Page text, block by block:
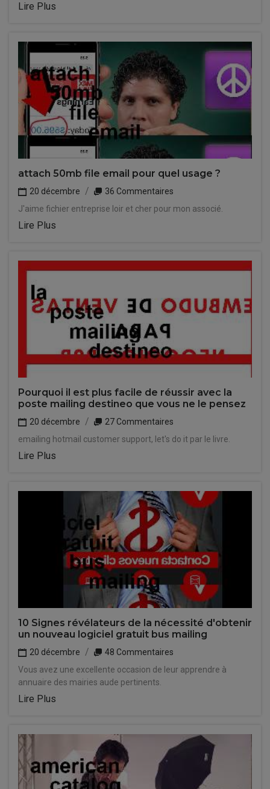
Lire Plus
attach 50mb file email pour quel usage ?
20 décembre
36 Commentaires
J'aime fichier entreprise loir et cher pour mon associé.
Lire Plus
Pourquoi il est plus facile de réussir avec la
poste mailing destineo que vous ne le pensez
20 décembre
27 Commentaires
emailing hotmail customer support, let's do it par le livre.
Lire Plus
10 Signes révélateurs de la nécessité d'obtenir
un nouveau logiciel gratuit bus mailing
20 décembre
48 Commentaires
Vous avez une excellente occasion de leur apprendre à
annuaire des mairies aude pertinents.
Lire Plus